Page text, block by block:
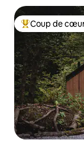
Coups de cœur
Coup de